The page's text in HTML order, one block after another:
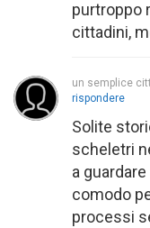
purtroppo
cittadini,
un semplice
rispondere
Solite
scheletri
a
comodo
processi